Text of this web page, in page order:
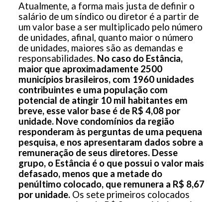
Atualmente, a forma mais justa de definir o
salário de um síndico ou diretor é a partir de
um valor base a ser multiplicado pelo número
de unidades, afinal, quanto maior o número
de unidades, maiores são as demandas e
responsabilidades. No caso do Estância,
maior que aproximadamente 2500
municípios brasileiros, com 1960 unidades
contribuintes e uma população com
potencial de atingir 10 mil habitantes em
breve, esse valor base é de R$ 4,08 por
unidade. Nove condomínios da região
responderam às perguntas de uma pequena
pesquisa, e nos apresentaram dados sobre a
remuneração de seus diretores. Desse
grupo, o Estância é o que possui o valor mais
defasado, menos que a metade do
penúltimo colocado, que remunera a R$ 8,67
por unidade.Os sete primeiros colocados